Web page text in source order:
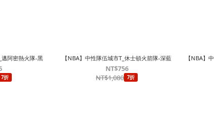
邁阿密熱火隊-黑
7折
【NBA】中性隊伍城市T_休士頓火箭隊-深藍
NT$756
NT$1,080 7折
【NBA】